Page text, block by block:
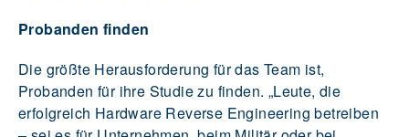
Probanden finden
Die größte Herausforderung für das Team ist,
Probanden für ihre Studie zu finden. „Leute, die
erfolgreich Hardware Reverse Engineering betreiben